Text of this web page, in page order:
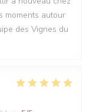
moments autour
des Vignes du